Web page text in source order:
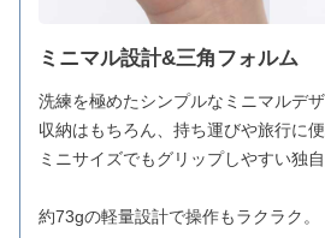
ミニマル設計&三角フォルム
洗練を極めたシンプルなミニマルデザ
収納はもちろん、持ち運びや旅行に便
ミニサイズでもグリップしやすい独
約73gの軽量設計で操作もラクラク。